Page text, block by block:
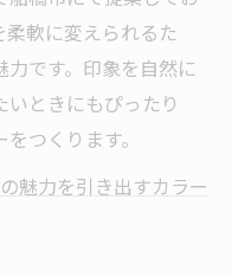
軟に変えられるた
です。印象を自然に
ときにもぴったり
つくります。
魅力を引き出すカラー